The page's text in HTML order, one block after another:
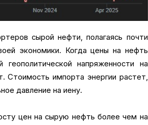
сырой нефти, полагаясь почти
экономики. Когда цены на нефть
напряженности на
Стоимость импорта энергии растет,
давление на иену.
цен на сырую нефть более чем на